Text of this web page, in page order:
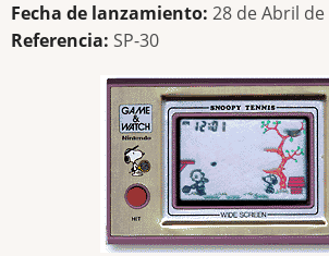
Fecha de lanzamiento: 28 de Abril de
Referencia: SP-30